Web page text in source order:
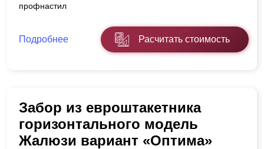
профнастил
Подробнее Расчитать стоимость
Забор из евроштакетника
горизонтального модель
Жалюзи вариант «Оптима»